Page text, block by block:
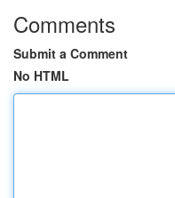
Comments
Submit a Comment
No HTML